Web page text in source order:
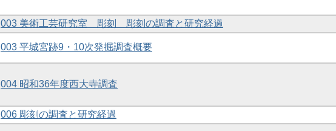
003 美術工芸研究室 彫刻 彫刻の調査と研究経過
003 平城宮跡9・10次発掘調査概要
004 昭和36年度西大寺調査
006 彫刻の調査と研究経過